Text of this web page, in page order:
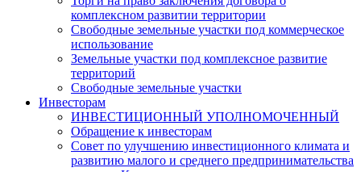
комплексном развитии территории
Свободные земельные участки под коммерческое
использование
Земельные участки под комплексное развитие
территорий
Свободные земельные участки
Инвесторам
ИНВЕСТИЦИОННЫЙ УПОЛНОМОЧЕННЫЙ
Обращение к инвесторам
Совет по улучшению инвестиционного климата и
развитию малого и среднего предпринимательства